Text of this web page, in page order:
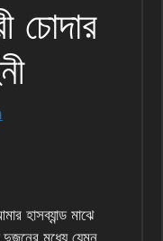
চোদার
মাঝে
দুজনের মধ্যে যেমন